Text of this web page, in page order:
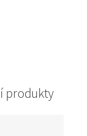
produkty